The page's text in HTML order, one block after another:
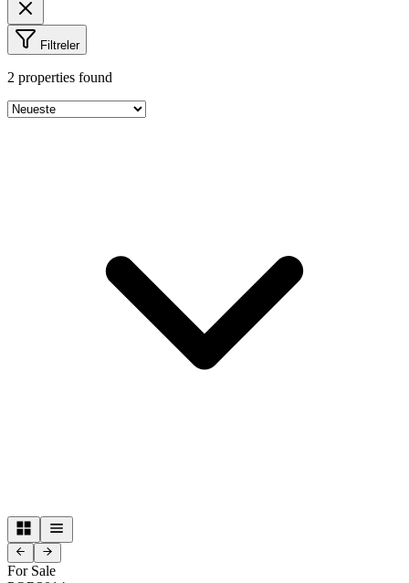
Filtreler
2 properties found
For Sale